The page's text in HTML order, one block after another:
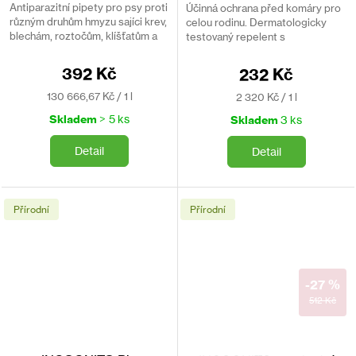
Antiparazitní pipety pro psy proti
různým druhům hmyzu sajíci krev,
blechám, roztočům, klíšťatům a
392 Kč
Měrná
130 666,67 Kč / 1 l
Skladem > 5 ks
Detail
Účinná ochrana před komáry pro
celou rodinu. Dermatologicky
testovaný repelent s
hodin. Bez DEET. Účinná látka
232 Kč
Měrná
2 320 Kč / 1 l
Skladem 3 ks
Detail
Přírodní Přírodní
512 Kč
-27 %